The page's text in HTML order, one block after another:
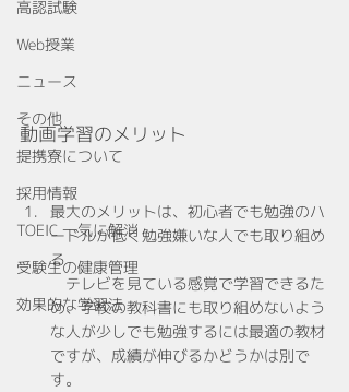
高認試験
Web授業
ニュース
その他
提携寮について
採用情報
TOEIC 一気に解消
受験生の健康管理
効果的な学習法
動画学習のメリット
最大のメリットは、初心者でも勉強のハ
ードルが低く勉強嫌いな人でも取り組め
る
テレビを見ている感覚で学習できるた
め、学校の教科書にも取り組めないよう
な人が少しでも勉強するには最適の教材
ですが、成績が伸びるかどうかは別で
す。